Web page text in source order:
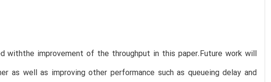
withthe improvement of the throughput in this paper.Future work will
as well as improving other performance such as queueing delay and